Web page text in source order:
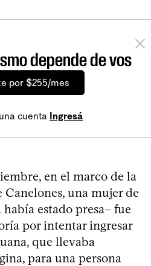
depende de vos
por $255/mes
cuenta Ingresá
en el marco de la
una mujer de
estado presa– fue
por intentar ingresar
que llevaba
para una persona